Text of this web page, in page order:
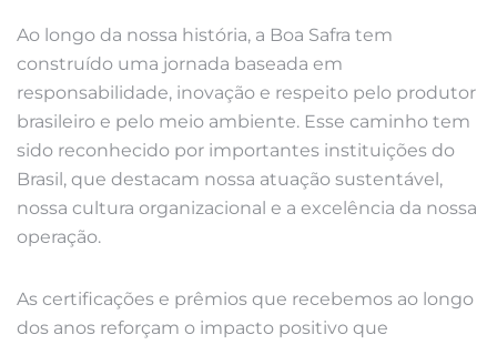
Ao longo da nossa história, a Boa Safra tem
construído uma jornada baseada em
responsabilidade, inovação e respeito pelo produtor
brasileiro e pelo meio ambiente. Esse caminho tem
sido reconhecido por importantes instituições do
Brasil, que destacam nossa atuação sustentável,
nossa cultura organizacional e a excelência da nossa
operação.
As certificações e prêmios que recebemos ao longo
dos anos reforçam o impacto positivo que